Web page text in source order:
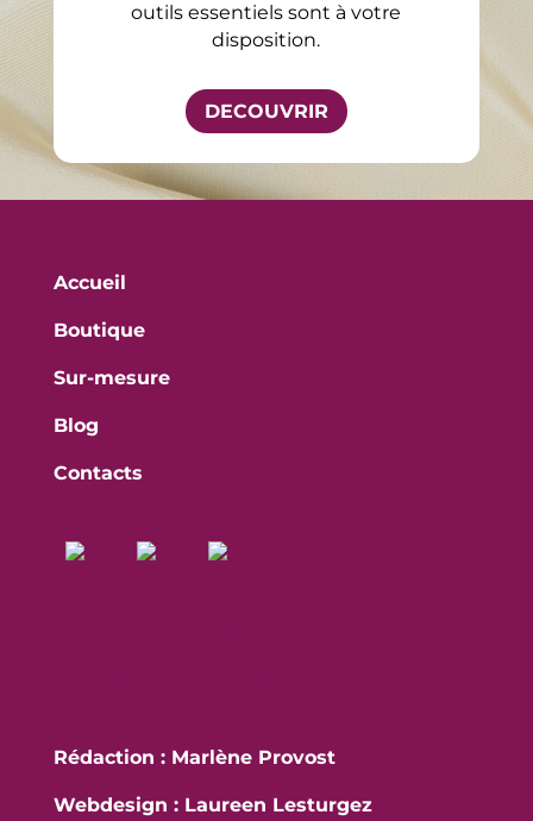
outils essentiels sont à votre
disposition.
DECOUVRIR
Accueil
Boutique
Sur-mesure
Blog
Contacts
Rédaction : Marlène Provost
Webdesign : Laureen Lesturgez